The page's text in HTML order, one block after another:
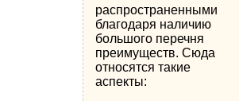
распространенными
благодаря наличию
большого перечня
преимуществ. Сюда
относятся такие
аспекты: